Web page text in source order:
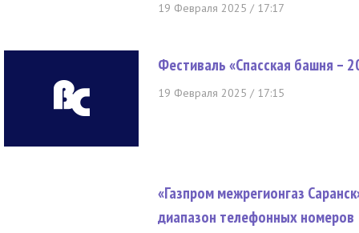
19 Февраля 2025 / 17:17
Фестиваль «Спасская башня –
19 Февраля 2025 / 17:15
«Газпром межрегионгаз
диапазон телефонных номеров